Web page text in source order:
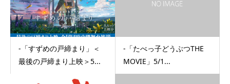
-「すずめの戸締まり」＜
最後の戸締まり上映＞5...
-「たべっ子どうぶつTHE
MOVIE」5/1...